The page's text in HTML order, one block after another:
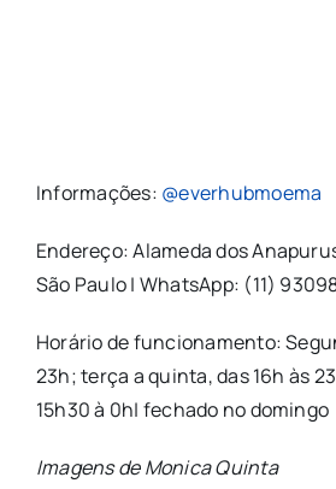
Informações: @everhubmoema
Endereço: Alameda dos
São Paulo | WhatsApp: (11)
Horário de funcionamento:
23h; terça a quinta, das 16h às
15h30 à 0h| fechado no domingo
Imagens de Monica Quinta